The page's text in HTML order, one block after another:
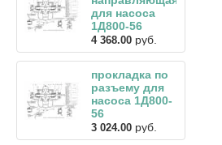
для насоса
1Д800-56
4 368.00 руб.
прокладка по
разъему для
насоса 1Д800-
56
3 024.00 руб.